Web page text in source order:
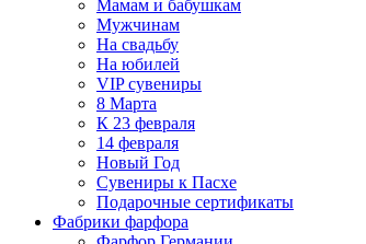
Мамам и бабушкам
Мужчинам
На свадьбу
На юбилей
VIP сувениры
8 Марта
К 23 февраля
14 февраля
Новый Год
Сувениры к Пасхе
Подарочные сертификаты
Фабрики фарфора